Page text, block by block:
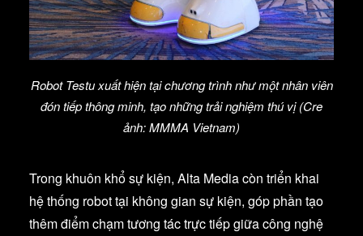
Robot Testu xuất hiện tại chương trình như một nhân viên
đón tiếp thông minh, tạo những trải nghiệm thú vị (Cre
ảnh: MMMA Vietnam)
Trong khuôn khổ sự kiện, Alta Media còn triển khai
hệ thống robot tại không gian sự kiện, góp phần tạo
thêm điểm chạm tương tác trực tiếp giữa công nghệ